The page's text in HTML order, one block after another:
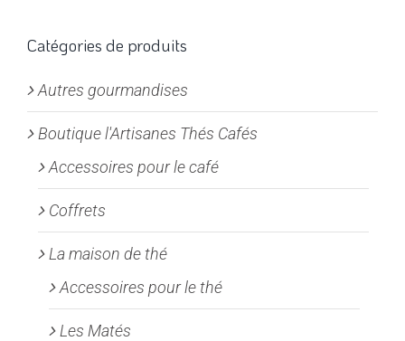
options
être
choisies
sur
la
page
produit
Catégories de produits
Autres gourmandises
Boutique l'Artisanes Thés Cafés
Accessoires pour le café
Coffrets
La maison de thé
Accessoires pour le thé
Les Matés